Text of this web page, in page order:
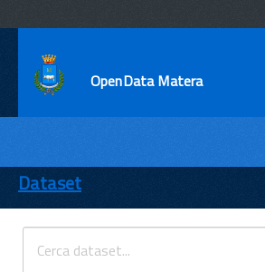
OpenData Matera
ENTI
TEMI
INFORMAZIONI
Dataset